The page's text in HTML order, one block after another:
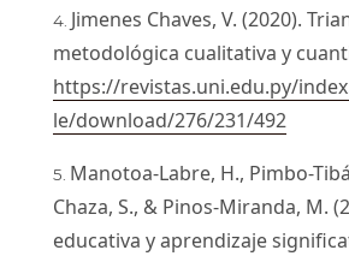
Jimenes Chaves, V. (2020).
metodológica cualitativa y
https://revistas.uni.edu.py/
le/download/276/231/492
Manotoa-Labre, H., Pimbo-
Chaza, S., & Pinos-Miranda, M.
educativa y aprendizaje